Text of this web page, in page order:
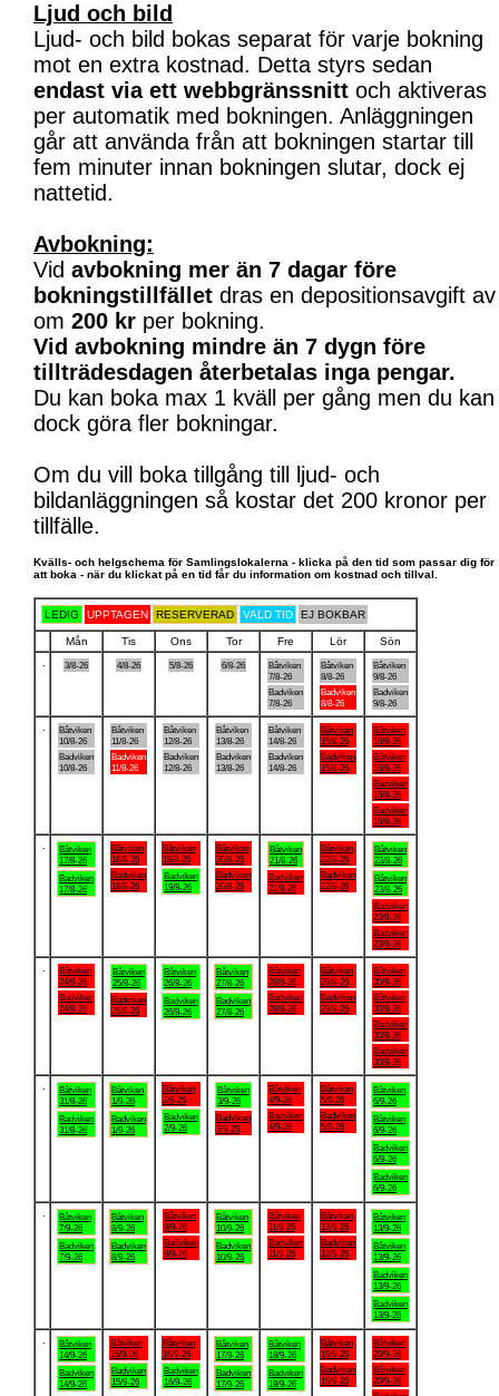
Ljud och bild
Ljud- och bild bokas separat för varje bokning
mot en extra kostnad. Detta styrs sedan
endast via ett webbgränssnitt och aktiveras
per automatik med bokningen. Anläggningen
går att använda från att bokningen startar till
fem minuter innan bokningen slutar, dock ej
nattetid.
Avbokning:
Vid avbokning mer än 7 dagar före
bokningstillfället dras en depositionsavgift av
om 200 kr per bokning.
Vid avbokning mindre än 7 dygn före
tillträdesdagen återbetalas inga pengar.
Du kan boka max 1 kväll per gång men du kan
dock göra fler bokningar.
Om du vill boka tillgång till ljud- och
bildanläggningen så kostar det 200 kronor per
tillfälle.
Kvälls- och helgschema för Samlingslokalerna - klicka på den tid som passar dig för
att boka - när du klickat på en tid får du information om kostnad och tillval.
LEDIG UPPTAGEN RESERVERAD VALD TID EJ BOKBAR
Mån Tis Ons Tor Fre Lör
Sön
3/8-26 4/8-26 5/8-26 6/8-26
Båtviken
7/8-26
Badviken
7/8-26
Båtviken
8/8-26
Badviken
8/8-26
Båtviken
9/8-26
Badviken
9/8-26
Båtviken
10/8-26
Badviken
10/8-26
Båtviken
11/8-26
Badviken
11/8-26
Båtviken
12/8-26
Badviken
12/8-26
Båtviken
13/8-26
Badviken
13/8-26
Båtviken
14/8-26
Badviken
14/8-26
Båtviken
15/8-26
Badviken
15/8-26
Båtviken
16/8-26
Båtviken
16/8-26
Badviken
16/8-26
Badviken
16/8-26
Båtviken
17/8-26
Badviken
17/8-26
Båtviken
18/8-26
Badviken
18/8-26
Båtviken
19/8-26
Badviken
19/8-26
Båtviken
20/8-26
Badviken
20/8-26
Båtviken
21/8-26
Badviken
21/8-26
Båtviken
22/8-26
Badviken
22/8-26
Båtviken
23/8-26
Båtviken
23/8-26
Badviken
23/8-26
Badviken
23/8-26
Båtviken
24/8-26
Badviken
24/8-26
Båtviken
25/8-26
Badviken
25/8-26
Båtviken
26/8-26
Badviken
26/8-26
Båtviken
27/8-26
Badviken
27/8-26
Båtviken
28/8-26
Badviken
28/8-26
Båtviken
29/8-26
Badviken
29/8-26
Båtviken
30/8-26
Båtviken
30/8-26
Badviken
30/8-26
Badviken
30/8-26
Båtviken
31/8-26
Badviken
31/8-26
Båtviken
1/9-26
Badviken
1/9-26
Båtviken
2/9-26
Badviken
2/9-26
Båtviken
3/9-26
Badviken
3/9-26
Båtviken
4/9-26
Badviken
4/9-26
Båtviken
5/9-26
Badviken
5/9-26
Båtviken
6/9-26
Båtviken
6/9-26
Badviken
6/9-26
Badviken
6/9-26
Båtviken
7/9-26
Badviken
7/9-26
Båtviken
8/9-26
Badviken
8/9-26
Båtviken
9/9-26
Badviken
9/9-26
Båtviken
10/9-26
Badviken
10/9-26
Båtviken
11/9-26
Badviken
11/9-26
Båtviken
12/9-26
Badviken
12/9-26
Båtviken
13/9-26
Båtviken
13/9-26
Badviken
13/9-26
Badviken
13/9-26
Båtviken
14/9-26
Badviken
14/9-26
Båtviken
15/9-26
Badviken
15/9-26
Båtviken
16/9-26
Badviken
16/9-26
Båtviken
17/9-26
Badviken
17/9-26
Båtviken
18/9-26
Badviken
18/9-26
Båtviken
19/9-26
Badviken
19/9-26
Båtviken
20/9-26
Båtviken
20/9-26